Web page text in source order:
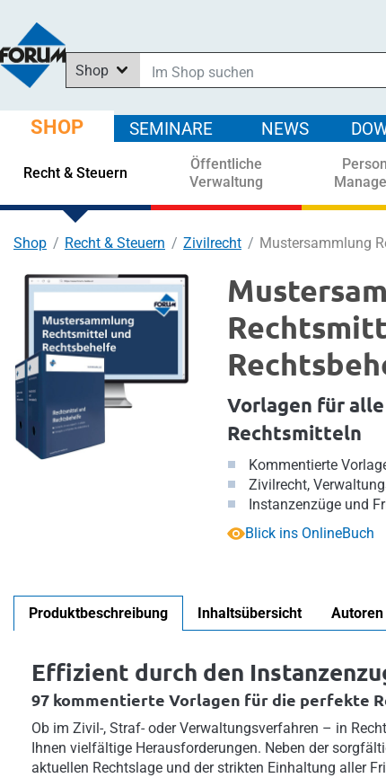
Shop
In News suchen
In Downloads suchen
In Seminaren suchen
SHOP SEMINARE NEWS
Recht & Steuern
Öffentliche
Verwaltung
Shop Recht & Steuern Zivilrecht Mustersammlung
Vorlagen für
Rechtsmitteln
Kommentierte
Zivilrecht,
Instanzenzüge und
Blick ins OnlineBuch
Produktbeschreibung Inhaltsübersicht Autoren
Effizient durch den
97 kommentierte Vorlagen für die perfekte
Ob im Zivil-, Straf- oder Verwaltungsverfahren – in
Ihnen vielfältige Herausforderungen. Neben der
aktuellen Rechtslage und der strikten Einhaltung aller